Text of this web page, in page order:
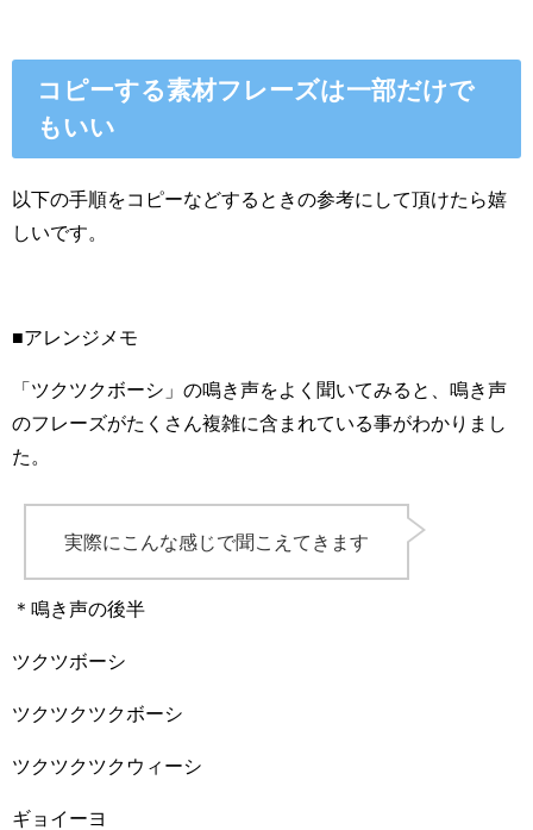
コピーする素材フレーズは一部だけで
もいい
以下の手順をコピーなどするときの参考にして頂けたら嬉
しいです。
■アレンジメモ
「ツクツクボーシ」の鳴き声をよく聞いてみると、鳴き声
のフレーズがたくさん複雑に含まれている事がわかりまし
た。
実際にこんな感じで聞こえてきます
＊鳴き声の後半
ツクツボーシ
ツクツクツクボーシ
ツクツクツクウィーシ
ギョイーヨ